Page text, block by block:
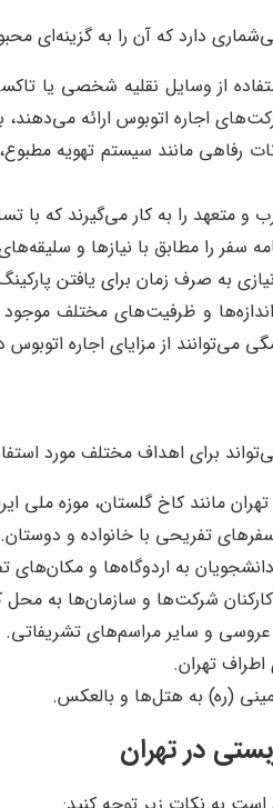
دارد که آن را به گزینه‌ای
از وسایل نقلیه شخصی یا
اجاره اتوبوس ارائه می‌دهند،
رفاهی مانند سیستم تهویه
و متعهد را به کار می‌گیرند که
سفر را مطابق با نیازها و
به صرف زمان برای یافتن
و ظرفیت‌های مختلف موجود
می‌توانند از مزایای اجاره اتوبوس
برای اهداف مختلف مورد
مانند کاخ گلستان، موزه ملی
تفریحی با خانواده و دوستان.
به اردوگاه‌ها و مکان‌های
شرکت‌ها و سازمان‌ها به محل
عروسی و سایر مراسم‌های تشریفاتی.
تهران.
(ره) به هتل‌ها و بالعکس.
در تهران